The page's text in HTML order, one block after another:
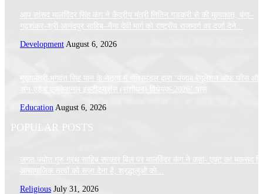
आप सांसद मालविंदर सिंह कंग ने केंद्रीय मंत्री नितिन गडकरी से की मुलाकात, बंगा–
गढ़शंकर–श्री आनंदपुर साहिब–नैना देवी मार्ग को राष्ट्रीय राजमार्ग का दर्जा देने...
Development August 6, 2026
मुख्यमंत्री भगवंत सिंह मान के नेतृत्व में मंत्रिमंडल द्वारा ‘पंजाब रेगुलेशन ऑफ फीस
अन-एडेड एजुकेशनल इंस्टीट्यूशंस (संशोधन) विधेयक-2026’ पास
Education August 6, 2026
POPULAR POSTS
जगत ज्योत गुरु ग्रंथ साहिब सत्कार बिल पर मालविंदर कंग ने कहा- एक्ट का मकसद
आसामाजिक तत्वों को सज़ा देना है, श्रद्धालुओं को...
Religious July 31, 2026